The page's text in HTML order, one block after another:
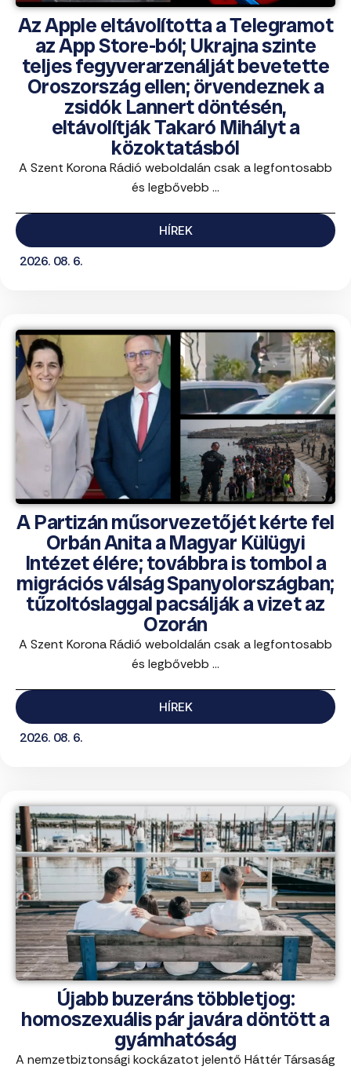
Az Apple eltávolította a Telegramot
az App Store-ból; Ukrajna szinte
teljes fegyverarzenálját bevetette
Oroszország ellen; örvendeznek a
zsidók Lannert döntésén,
eltávolítják Takaró Mihályt a
közoktatásból
A Szent Korona Rádió weboldalán csak a legfontosabb
és legbővebb ...
HÍREK
2026. 08. 6.
A Partizán műsorvezetőjét kérte fel
Orbán Anita a Magyar Külügyi
Intézet élére; továbbra is tombol a
migrációs válság Spanyolországban;
tűzoltóslaggal pacsálják a vizet az
Ozorán
A Szent Korona Rádió weboldalán csak a legfontosabb
és legbővebb ...
HÍREK
2026. 08. 6.
Újabb buzeráns többletjog:
homoszexuális pár javára döntött a
gyámhatóság
A nemzetbiztonsági kockázatot jelentő Háttér Társaság